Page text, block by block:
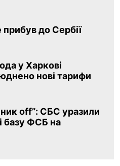
до Сербії
у Харкові
нові тарифи
off”: СБС уразили
базу ФСБ на